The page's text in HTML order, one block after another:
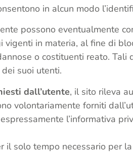
in alcun modo
possono eventualmente
vigenti in materia, al fine di
o costituenti reato. Tali
suoi utenti.
dall’utente, il sito rileva
volontariamente forniti
l’informativa
il solo tempo necessario per